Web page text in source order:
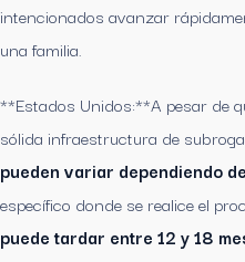
intencionados avanzar
una familia.
**Estados Unidos:**A pesar de
sólida infraestructura de
pueden variar dependiendo
específico donde se realice el
puede tardar entre 12 y 18